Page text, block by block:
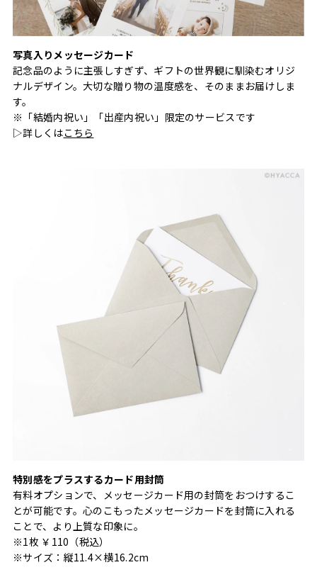
写真入りメッセージカード
記念品のように主張しすぎず、ギフトの世界観に馴染むオリジ
ナルデザイン。大切な贈り物の温度感を、そのままお届けしま
す。
※「結婚内祝い」「出産内祝い」限定のサービスです
▷詳しくはこちら
特別感をプラスするカード用封筒
有料オプションで、メッセージカード用の封筒をおつけするこ
とが可能です。心のこもったメッセージカードを封筒に入れる
ことで、より上質な印象に。
※1枚 ￥110（税込）
※サイズ：縦11.4×横16.2cm